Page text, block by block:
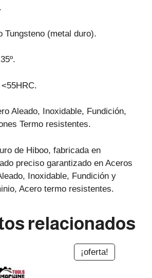
Tungsteno (metal duro).
Aleado, Inoxidable, Fundición,
Termo resistentes.
de Hiboo, fabricada en
preciso garantizado en Aceros
Inoxidable, Fundición y
Acero termo resistentes.
relacionados
¡oferta!